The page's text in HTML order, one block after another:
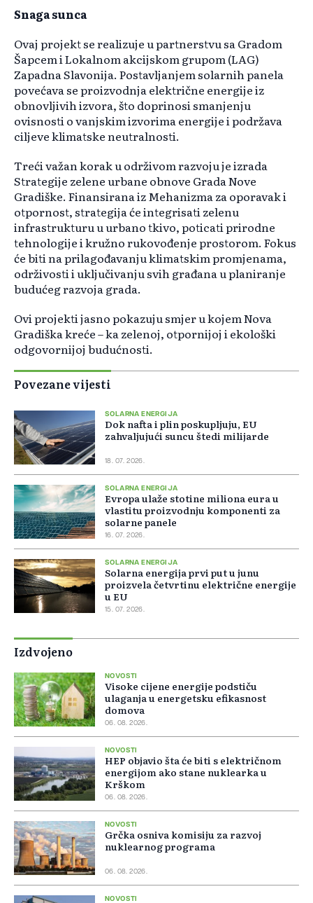
Snaga sunca
Ovaj projekt se realizuje u partnerstvu sa Gradom
Šapcem i Lokalnom akcijskom grupom (LAG)
Zapadna Slavonija. Postavljanjem solarnih panela
povećava se proizvodnja električne energije iz
obnovljivih izvora, što doprinosi smanjenju
ovisnosti o vanjskim izvorima energije i podržava
ciljeve klimatske neutralnosti.
Treći važan korak u održivom razvoju je izrada
Strategije zelene urbane obnove Grada Nove
Gradiške. Finansirana iz Mehanizma za oporavak i
otpornost, strategija će integrisati zelenu
infrastrukturu u urbano tkivo, poticati prirodne
tehnologije i kružno rukovođenje prostorom. Fokus
će biti na prilagođavanju klimatskim promjenama,
održivosti i uključivanju svih građana u planiranje
budućeg razvoja grada.
Ovi projekti jasno pokazuju smjer u kojem Nova
Gradiška kreće – ka zelenoj, otpornijoj i ekološki
odgovornijoj budućnosti.
Povezane vijesti
SOLARNA ENERGIJA
Dok nafta i plin poskupljuju, EU
zahvaljujući suncu štedi milijarde
18. 07. 2026.
SOLARNA ENERGIJA
Evropa ulaže stotine miliona eura u
vlastitu proizvodnju komponenti za
solarne panele
16. 07. 2026.
SOLARNA ENERGIJA
Solarna energija prvi put u junu
proizvela četvrtinu električne energije
u EU
15. 07. 2026.
Izdvojeno
NOVOSTI
Visoke cijene energije podstiču
ulaganja u energetsku efikasnost
domova
06. 08. 2026.
NOVOSTI
HEP objavio šta će biti s električnom
energijom ako stane nuklearka u
Krškom
06. 08. 2026.
NOVOSTI
Grčka osniva komisiju za razvoj
nuklearnog programa
06. 08. 2026.
NOVOSTI